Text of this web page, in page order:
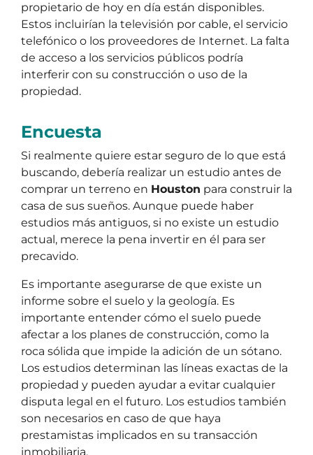
propietario de hoy en día están disponibles.
Estos incluirían la televisión por cable, el servicio
telefónico o los proveedores de Internet. La falta
de acceso a los servicios públicos podría
interferir con su construcción o uso de la
propiedad.
Encuesta
Si realmente quiere estar seguro de lo que está
buscando, debería realizar un estudio antes de
comprar un terreno en Houston para construir la
casa de sus sueños. Aunque puede haber
estudios más antiguos, si no existe un estudio
actual, merece la pena invertir en él para ser
precavido.
Es importante asegurarse de que existe un
informe sobre el suelo y la geología. Es
importante entender cómo el suelo puede
afectar a los planes de construcción, como la
roca sólida que impide la adición de un sótano.
Los estudios determinan las líneas exactas de la
propiedad y pueden ayudar a evitar cualquier
disputa legal en el futuro. Los estudios también
son necesarios en caso de que haya
prestamistas implicados en su transacción
inmobiliaria.